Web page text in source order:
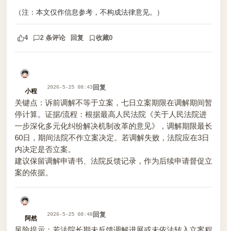
（注：本文仅作信息参考，不构成法律意见。）
4 2 条评论 回复 收藏0
小程
2026-5-25 08:43回复
关键点：诉前调解不等于立案，七日立案期限在调解期间暂
停计算。证据/流程：根据最高人民法院《关于人民法院进
一步深化多元化纠纷解决机制改革的意见》，调解期限最长
60日，期间法院不作立案决定。若调解失败，法院应在3日
内决定是否立案。
建议保留调解申请书、法院反馈记录，作为后续申请督促立
案的依据。
阿然
2026-5-25 08:48回复